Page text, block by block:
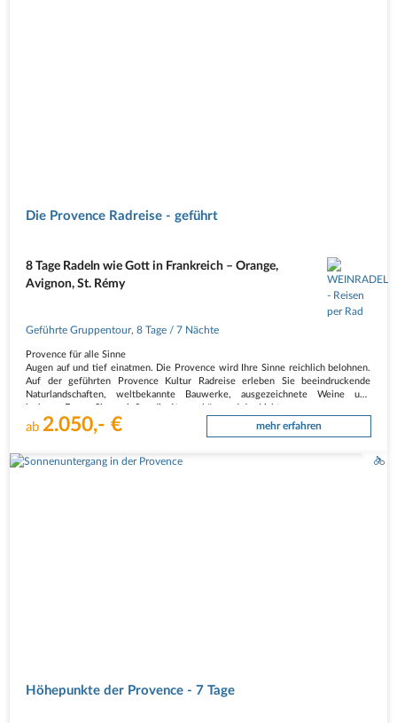
Die Provence Radreise - geführt
8 Tage Radeln wie Gott in Frankreich – Orange,
Avignon, St. Rémy
Geführte Gruppentour,8 Tage / 7 Nächte
Provence für alle Sinne
Augen auf und tief einatmen. Die Provence wird Ihre Sinne reichlich belohnen.
Auf der geführten Provence Kultur Radreise erleben Sie beeindruckende
Naturlandschaften, weltbekannte Bauwerke, ausgezeichnete Weine und
ab 2.050,- € mehr erfahren
Höhepunkte der Provence - 7 Tage